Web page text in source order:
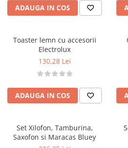
ADAUGA IN COS
Toaster lemn cu accesorii
Electrolux
130,28 Lei
ADAUGA IN COS
Set Xilofon, Tamburina,
Saxofon si Maracas Bluey